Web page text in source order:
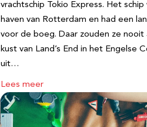
vrachtschip Tokio Express. Het
haven van Rotterdam en had een
voor de boeg. Daar zouden ze nooit
kust van Land’s End in het Engelse
uit…
Lees meer